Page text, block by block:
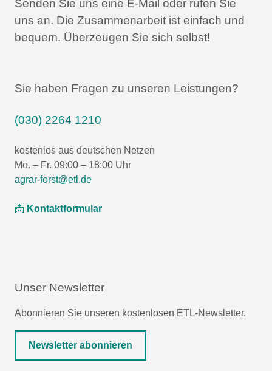
Senden Sie uns eine E-Mail oder rufen Sie
uns an. Die Zusammenarbeit ist einfach und
bequem. Überzeugen Sie sich selbst!
Sie haben Fragen zu unseren Leistungen?
(030) 2264 1210
kostenlos aus deutschen Netzen
Mo. – Fr. 09:00 – 18:00 Uhr
agrar-forst@etl.de
📩 Kontaktformular
Unser Newsletter
Abonnieren Sie unseren kostenlosen ETL-Newsletter.
Newsletter abonnieren